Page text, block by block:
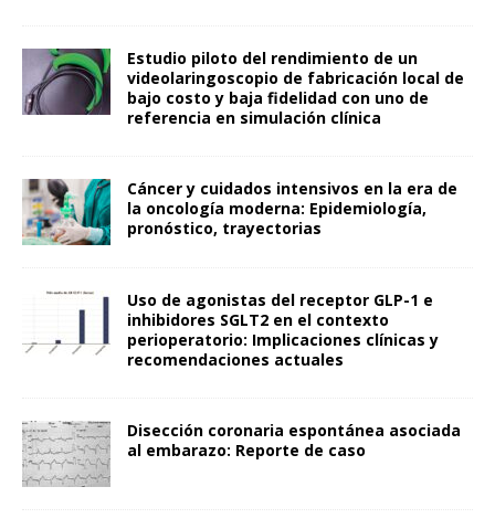
Estudio piloto del rendimiento de un
videolaringoscopio de fabricación local de
bajo costo y baja fidelidad con uno de
referencia en simulación clínica
Cáncer y cuidados intensivos en la era de
la oncología moderna: Epidemiología,
pronóstico, trayectorias
Uso de agonistas del receptor GLP-1 e
inhibidores SGLT2 en el contexto
perioperatorio: Implicaciones clínicas y
recomendaciones actuales
Disección coronaria espontánea asociada
al embarazo: Reporte de caso